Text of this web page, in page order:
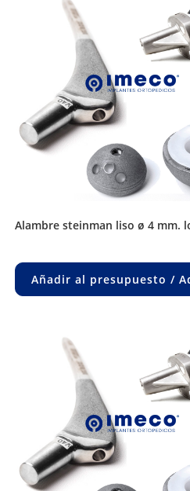
alambre steinman liso ø 4 mm.
Añadir al presupuesto /